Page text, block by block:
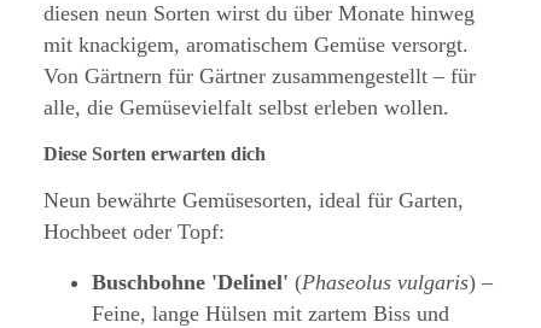
diesen neun Sorten wirst du über Monate hinweg
mit knackigem, aromatischem Gemüse versorgt.
Von Gärtnern für Gärtner zusammengestellt – für
alle, die Gemüsevielfalt selbst erleben wollen.
Diese Sorten erwarten dich
Neun bewährte Gemüsesorten, ideal für Garten,
Hochbeet oder Topf:
Buschbohne 'Delinel' (Phaseolus vulgaris) –
Feine, lange Hülsen mit zartem Biss und